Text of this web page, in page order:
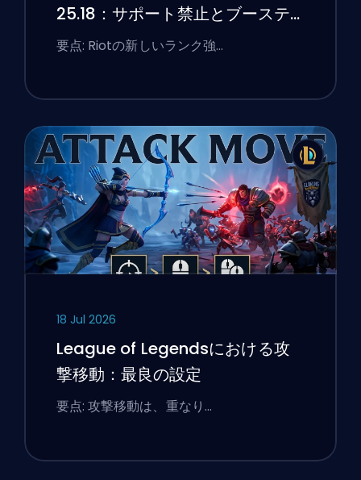
25.18：サポート禁止とブーステ
ィングのフラグ
要点: Riotの新しいランク強…
18 Jul 2026
League of Legendsにおける攻
撃移動：最良の設定
要点: 攻撃移動は、重なり…